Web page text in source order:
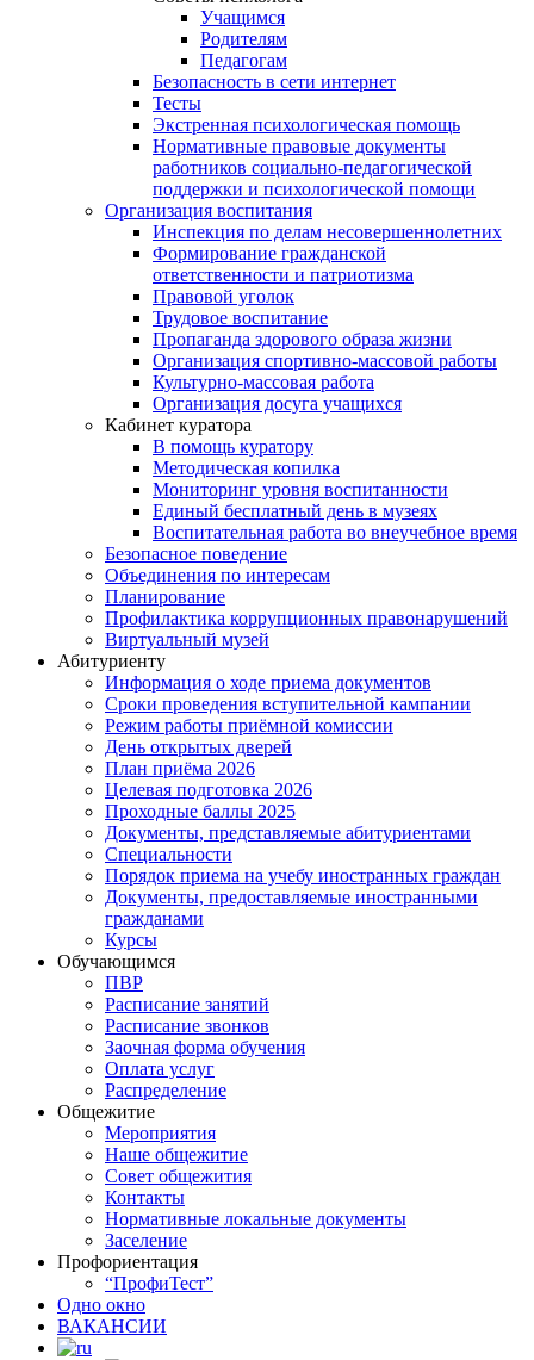
Учащимся
Родителям
Педагогам
Безопасность в сети интернет
Тесты
Экстренная психологическая помощь
Нормативные правовые документы
работников социально-педагогической
поддержки и психологической помощи
Организация воспитания
Инспекция по делам несовершеннолетних
Формирование гражданской
ответственности и патриотизма
Правовой уголок
Трудовое воспитание
Пропаганда здорового образа жизни
Организация спортивно-массовой работы
Культурно-массовая работа
Организация досуга учащихся
Кабинет куратора
В помощь куратору
Методическая копилка
Мониторинг уровня воспитанности
Единый бесплатный день в музеях
Воспитательная работа во внеучебное время
Безопасное поведение
Объединения по интересам
Планирование
Профилактика коррупционных правонарушений
Виртуальный музей
Абитуриенту
Информация о ходе приема документов
Сроки проведения вступительной кампании
Режим работы приёмной комиссии
День открытых дверей
План приёма 2026
Целевая подготовка 2026
Проходные баллы 2025
Документы, представляемые абитуриентами
Специальности
Порядок приема на учебу иностранных граждан
Документы, предоставляемые иностранными
гражданами
Курсы
Обучающимся
ПВР
Расписание занятий
Расписание звонков
Заочная форма обучения
Оплата услуг
Распределение
Общежитие
Мероприятия
Наше общежитие
Совет общежития
Контакты
Нормативные локальные документы
Заселение
Профориентация
“ПрофиТест”
Одно окно
ВАКАНСИИ